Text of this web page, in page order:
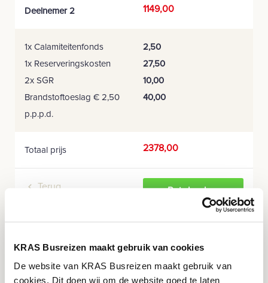
KRAS Busreizen maakt gebruik van cookies
De website van KRAS Busreizen maakt gebruik van
cookies. Dit doen wij om de website goed te laten
Deelnemer 2 1149,00
1x Calamiteitenfonds
2,50
1x Reserveringskosten
27,50
2x SGR
10,00
Brandstoftoeslag € 2,50
p.p.p.d.
40,00
Totaal prijs 2378,00
Terug Reis boeken
- NIEUWE REIS 2026